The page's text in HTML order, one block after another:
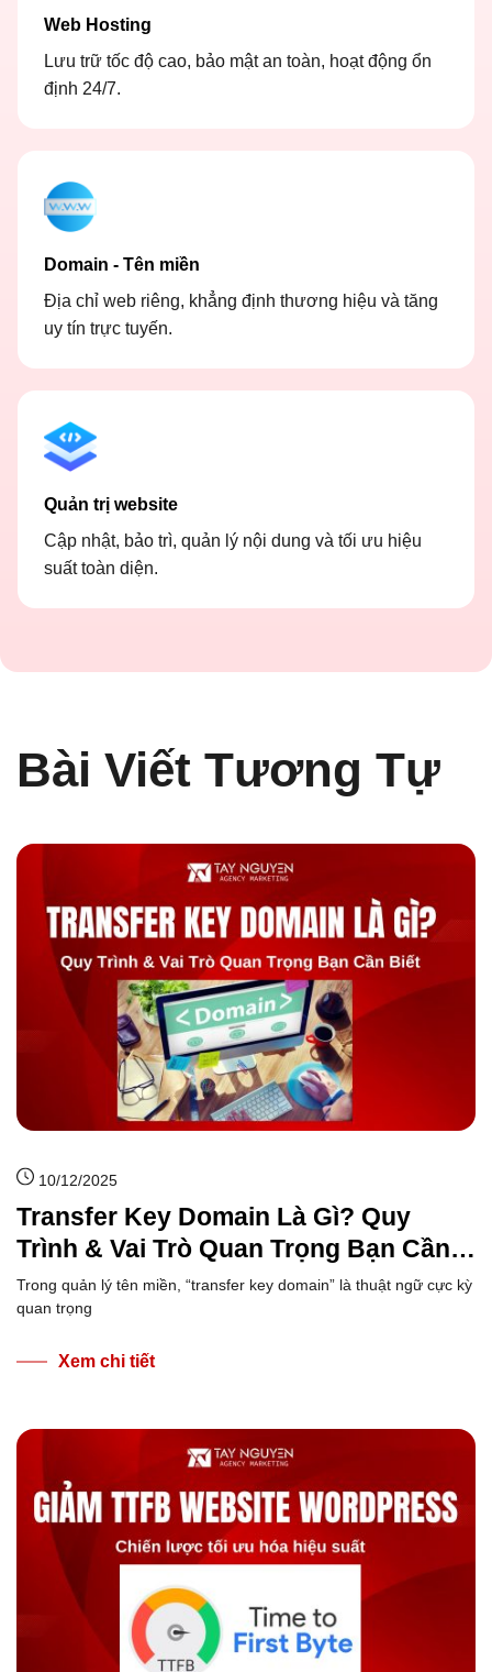
Web Hosting
Lưu trữ tốc độ cao, bảo mật an toàn, hoạt động ổn
định 24/7.
Domain - Tên miền
Địa chỉ web riêng, khẳng định thương hiệu và tăng
uy tín trực tuyến.
Quản trị website
Cập nhật, bảo trì, quản lý nội dung và tối ưu hiệu
suất toàn diện.
Bài Viết Tương Tự
10/12/2025
Transfer Key Domain Là Gì? Quy
Trình & Vai Trò Quan Trọng Bạn Cần
Biết
Trong quản lý tên miền, “transfer key domain” là thuật ngữ cực kỳ
quan trọng
Xem chi tiết